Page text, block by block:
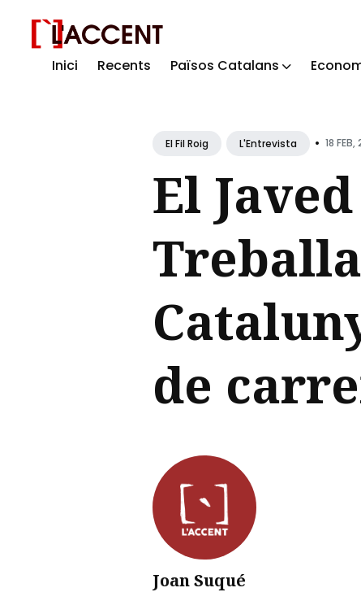
Inici Recents Països Catalans
Blog
El Fil Roig L'Entrevista • 18 FEB,
El
de
Joan Suqué